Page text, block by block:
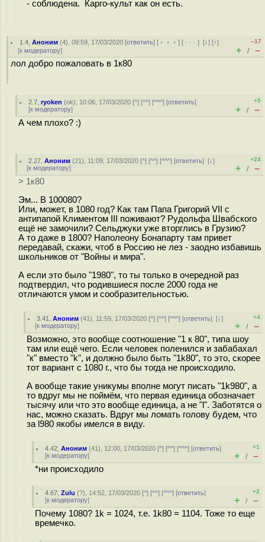
- соблюдена. Карго-культ как он есть.
1.4 ,Аноним (4), 09:59, 17/03/2020 [ответить] [ ﹢﹢﹢] [ · · ·][↓] [↑]
[к модератору]
–17
+ / –
лол добро пожаловать в 1к80
2.7 ,ryoken (ok), 10:06, 17/03/2020 [^] [^^] [^^^] [ответить]
[к модератору]
+5
+ / –
А чем плохо? :)
2.27 ,Аноним (21), 11:09, 17/03/2020 [^] [^^] [^^^] [ответить][↓]
[к модератору]
+24
+ / –
> 1к80
Эм... В 100080?
Или, может, в 1080 год? Как там Папа Григорий VII с
антипапой Климентом III поживают? Рудольфа Швабского
ещё не замочили? Сельджуки уже вторглись в Грузию?
А то даже в 1800? Наполеону Бонапарту там привет
передавай, скажи, чтоб в Россию не лез - заодно избавишь
школьников от "Войны и мира".
А если это было "1980", то ты только в очередной раз
подтвердил, что родившиеся после 2000 года не
отличаются умом и сообразительностью.
3.41 ,Аноним (41), 11:59, 17/03/2020 [^] [^^] [^^^] [ответить][↓]
[к модератору]
+4
+ / –
Возможно, это вообще соотношение "1 к 80", типа шоу
там или ещё чего. Если человек поленился и забабахал
"к" вместо "k", и должно было быть "1k80", то это, скорее
тот вариант с 1080 г., что бы тогда не происходило.
А вообще такие уникумы вполне могут писать "1k980", а
то вдруг мы не поймём, что первая единица обозначает
тысячу или что это вообще единица, а не "l". Заботятся о
нас, можно сказать. Вдруг мы ломать голову будем, что
за l980 якобы имелся в виду.
4.42 ,Аноним (41), 12:00, 17/03/2020 [^] [^^] [^^^] [ответить]
[к модератору]
+1
+ / –
*ни происходило
4.67 ,Zulu (?), 14:52, 17/03/2020 [^] [^^] [^^^] [ответить]
[к модератору]
+2
+ / –
Почему 1080? 1k = 1024, т.е. 1k80 = 1104. Тоже то еще
времечко.